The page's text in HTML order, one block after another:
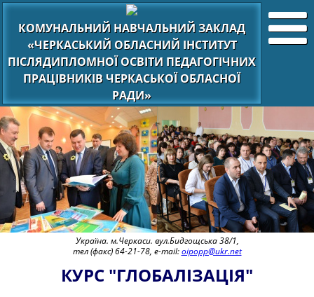
КОМУНАЛЬНИЙ НАВЧАЛЬНИЙ ЗАКЛАД
«ЧЕРКАСЬКИЙ ОБЛАСНИЙ ІНСТИТУТ
ПІСЛЯДИПЛОМНОЇ ОСВІТИ ПЕДАГОГІЧНИХ
ПРАЦІВНИКІВ ЧЕРКАСЬКОЇ ОБЛАСНОЇ
РАДИ»
Україна. м.Черкаси. вул.Бидгощська 38/1,
тел (факс) 64-21-78, e-mail:oipopp@ukr.net
КУРС "ГЛОБАЛІЗАЦІЯ"